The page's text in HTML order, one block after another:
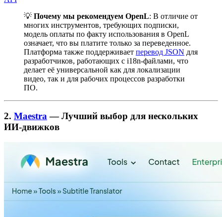
💡 Почему мы рекомендуем OpenL: В отличие от
многих инструментов, требующих подписки,
модель оплаты по факту использования в OpenL
означает, что вы платите только за переведенное.
Платформа также поддерживает перевод JSON для
разработчиков, работающих с i18n-файлами, что
делает её универсальной как для локализации
видео, так и для рабочих процессов разработки
ПО.
2. Maestra — Лучший выбор для нескольких
ИИ-движков